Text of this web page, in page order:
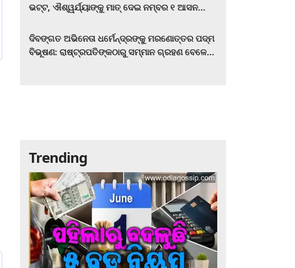
ଭଟ୍ଟ, ଐଶ୍ୱର୍ଯ୍ୟାଙ୍କୁ ମାତ୍‌ ଦେଇ ନମ୍ବର ୧ ଆସନ
ଦିବଙ୍ଗତ ଅଭିନେତା ଧର୍ମେନ୍ଦ୍ରଙ୍କୁ ମରଣୋତ୍ତର ପଦ୍ମ
ବିଭୂଷଣ: ରାଷ୍ଟ୍ରପତିଙ୍କଠାରୁ ସମ୍ମାନ ଗ୍ରହଣ ବେଳେ
Trending